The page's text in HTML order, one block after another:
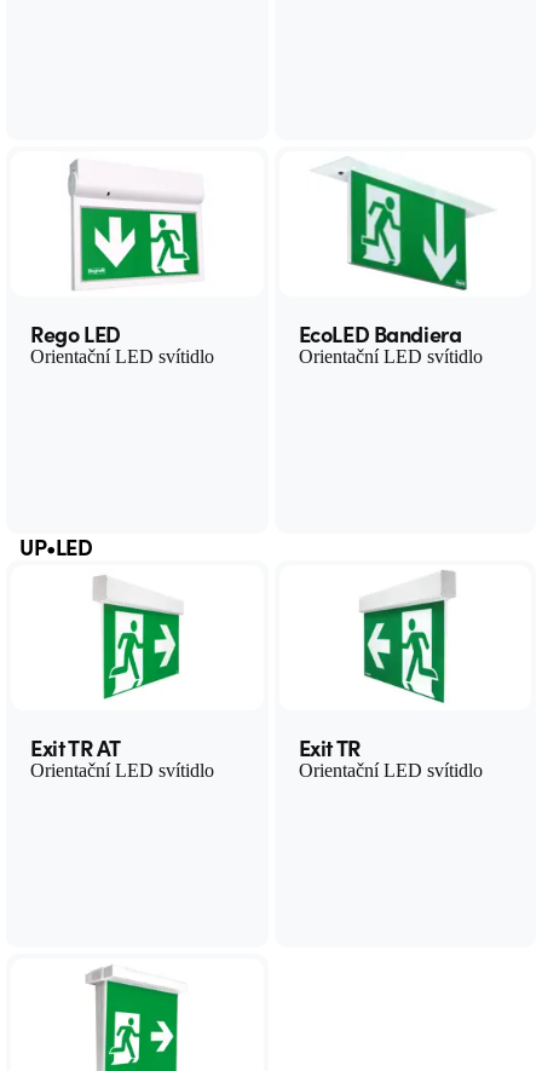
Rego LED
Orientační LED svítidlo
EcoLED Bandiera
Orientační LED svítidlo
UP•LED
Exit TR AT
Orientační LED svítidlo
Exit TR
Orientační LED svítidlo